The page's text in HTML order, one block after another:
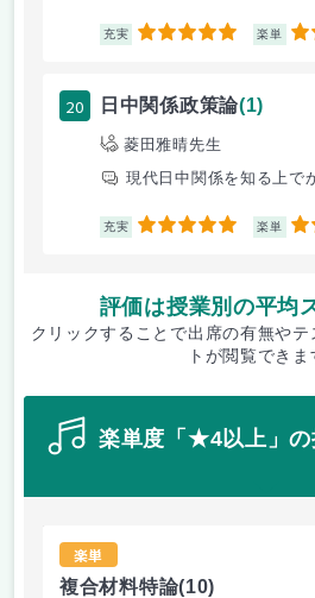
充実 5 楽単 4
20 日中関係政策論(1)
菱田雅晴先生
現代日中関係を知る上で
充実 5 楽単 2
評価は授業別の平均
クリックすることで出席の有無や
トが閲覧できま
楽単度「★4以上」の
楽単
複合材料特論(10)